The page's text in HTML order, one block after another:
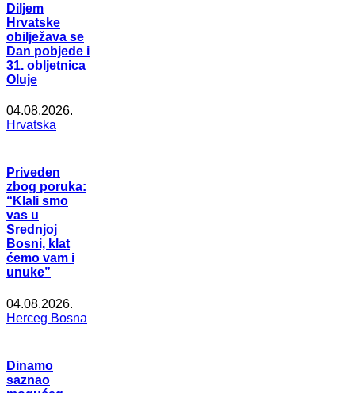
Diljem
Hrvatske
obilježava se
Dan pobjede i
31. obljetnica
Oluje
04.08.2026.
Hrvatska
Priveden
zbog poruka:
“Klali smo
vas u
Srednjoj
Bosni, klat
ćemo vam i
unuke”
04.08.2026.
Herceg Bosna
Dinamo
saznao